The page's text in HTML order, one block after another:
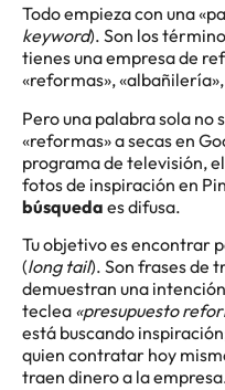
Todo empieza con una
keyword). Son los
tienes una empresa de
«reformas», «albañilería»,
Pero una palabra sola no
«reformas» a secas en
programa de televisión,
fotos de inspiración en
búsqueda es difusa.
Tu objetivo es encontrar
(long tail). Son frases de
demuestran una
teclea «presupuesto
está buscando
quien contratar hoy
traen dinero a la